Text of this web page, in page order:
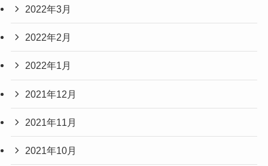
2022年3月
2022年2月
2022年1月
2021年12月
2021年11月
2021年10月